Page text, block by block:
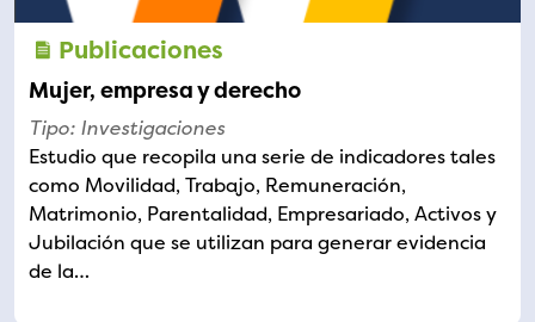
Publicaciones
Mujer, empresa y derecho
Tipo: Investigaciones
Estudio que recopila una serie de indicadores tales
como Movilidad, Trabajo, Remuneración,
Matrimonio, Parentalidad, Empresariado, Activos y
Jubilación que se utilizan para generar evidencia
de la…